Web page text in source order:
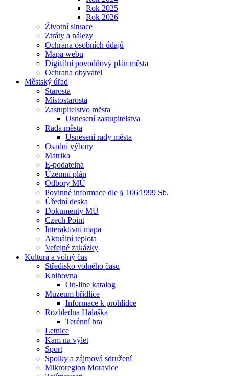
Rok 2025
Rok 2026
Životní situace
Ztráty a nálezy
Ochrana osobních údajů
Mapa webu
Digitální povodňový plán města
Ochrana obyvatel
Městský úřad
Starosta
Místostarosta
Zastupitelstvo města
Usnesení zastupitelstva
Rada města
Usnesení rady města
Osadní výbory
Matrika
E-podatelna
Územní plán
Odbory MÚ
Povinné informace dle § 106⁄1999 Sb.
Úřední deska
Dokumenty MÚ
Czech Point
Interaktivní mapa
Aktuální teplota
Veřejné zakázky
Kultura a volný čas
Středisko volného času
Knihovna
On-line katalog
Muzeum břidlice
Informace k prohlídce
Rozhledna Halaška
Terénní hra
Letnice
Kam na výlet
Sport
Spolky a zájmová sdružení
Mikroregion Moravice